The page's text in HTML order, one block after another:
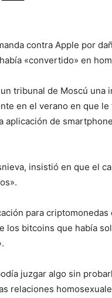
contra Apple por
«convertido» en
tribunal de Moscú
en el verano en que
aplicación de
insistió en que el
para
los bitcoins que había
juzgar algo sin
relaciones